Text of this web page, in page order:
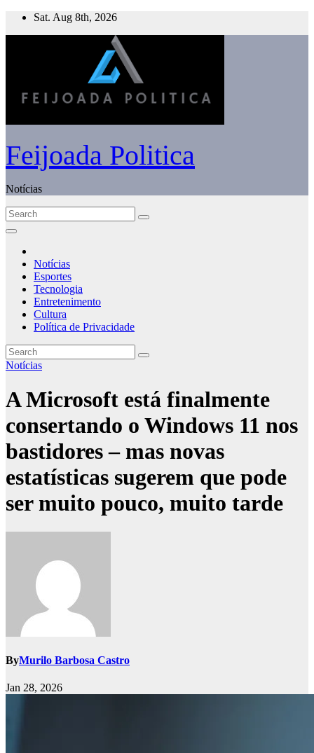
Skip
Sat. Aug 8th, 2026
Feijoada Politica
Notícias
Notícias
Esportes
Tecnologia
Entretenimento
Cultura
Política de Privacidade
Notícias
A Microsoft está finalmente
consertando o Windows 11 nos
bastidores – mas novas
estatísticas sugerem que pode
ser muito pouco, muito tarde
ByMurilo Barbosa Castro
Jan 28, 2026